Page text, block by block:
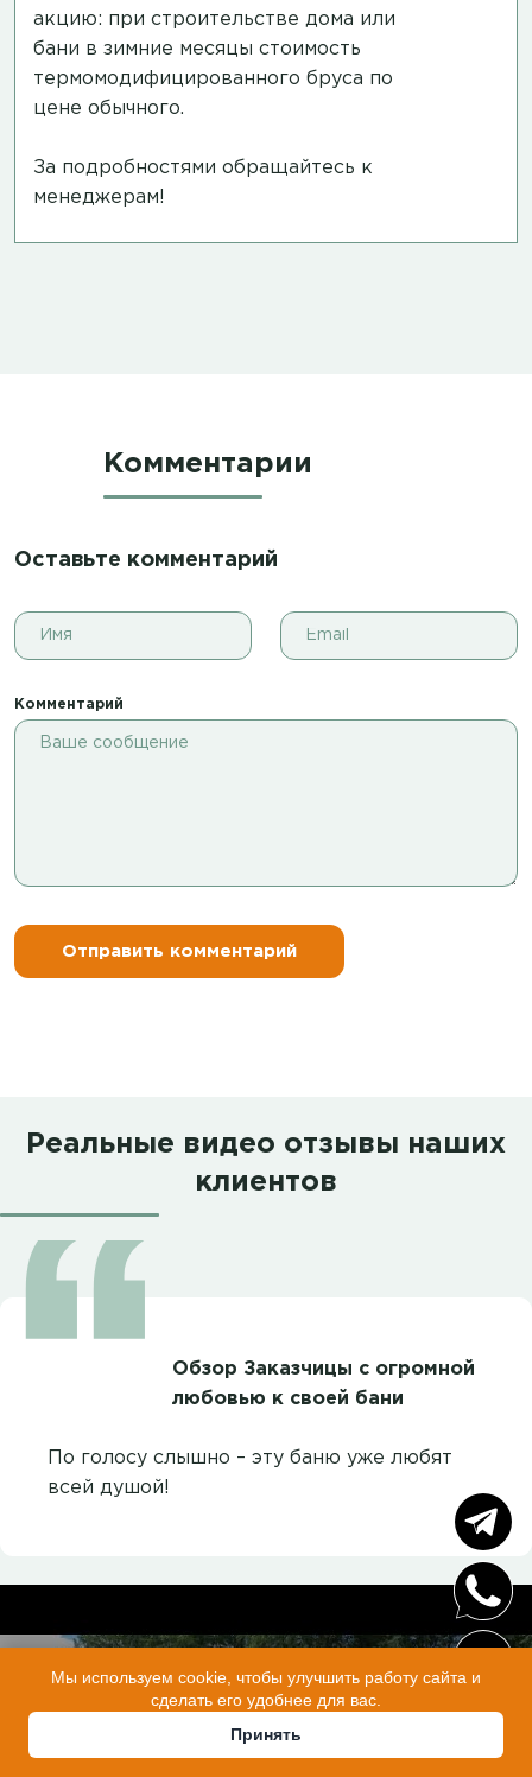
акцию: при строительстве дома или
бани в зимние месяцы стоимость
термомодифицированного бруса по
цене обычного.
За подробностями обращайтесь к
менеджерам!
Комментарии
Оставьте комментарий
Комментарий
Реальные видео отзывы наших
клиентов
Обзор Заказчицы с огромной
любовью к своей бани
По голосу слышно – эту баню уже любят
всей душой!
Мы используем cookie, чтобы улучшить работу сайта и
сделать его удобнее для вас.
Принять